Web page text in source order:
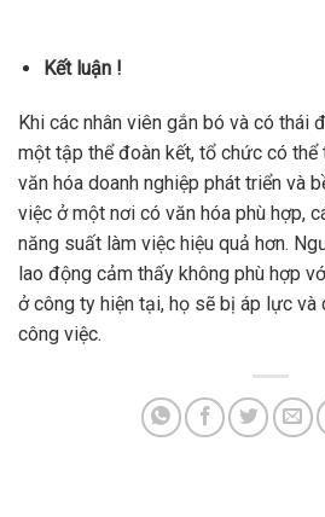
Kết luận !
Khi các nhân viên gắn bó và có thái
một tập thể đoàn kết, tổ chức có
văn hóa doanh nghiệp phát triển và
việc ở một nơi có văn hóa phù hợp,
năng suất làm việc hiệu quả hơn.
lao động cảm thấy không phù hợp
ở công ty hiện tại, họ sẽ bị áp lực và
công việc.